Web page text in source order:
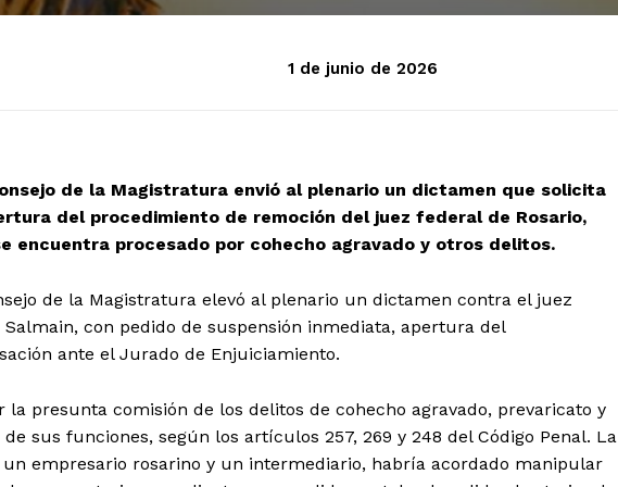
1 de junio de 2026
de la Magistratura envió al plenario un dictamen que solicita
del procedimiento de remoción del juez federal de Rosario,
encuentra procesado por cohecho agravado y otros delitos.
de la Magistratura elevó al plenario un dictamen contra el juez
con pedido de suspensión inmediata, apertura del
ante el Jurado de Enjuiciamiento.
presunta comisión de los delitos de cohecho agravado, prevaricato y
sus funciones, según los artículos 257, 269 y 248 del Código Penal. La
empresario rosarino y un intermediario, habría acordado manipular